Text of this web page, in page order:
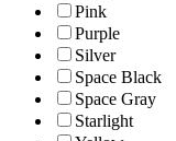
Pink
Purple
Silver
Space Black
Space Gray
Starlight